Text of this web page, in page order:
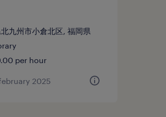
九州市小倉北区, 福岡県
per hour
2025